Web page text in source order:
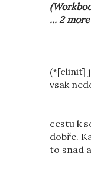
... 2 more
(*[clinit]
vsak
cestu k
dobře.
to snad